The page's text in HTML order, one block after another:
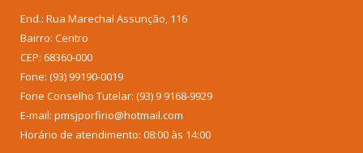
End.: Rua Marechal Assunção, 116
Bairro: Centro
CEP: 68360-000
Fone: (93) 99190-0019
Fone Conselho Tutelar: (93) 9 9168-9929
E-mail: pmsjporfirio@hotmail.com
Horário de atendimento: 08:00 às 14:00